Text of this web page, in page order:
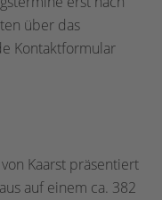
über das
Kontaktformular
Kaarst präsentiert
auf einem ca. 382